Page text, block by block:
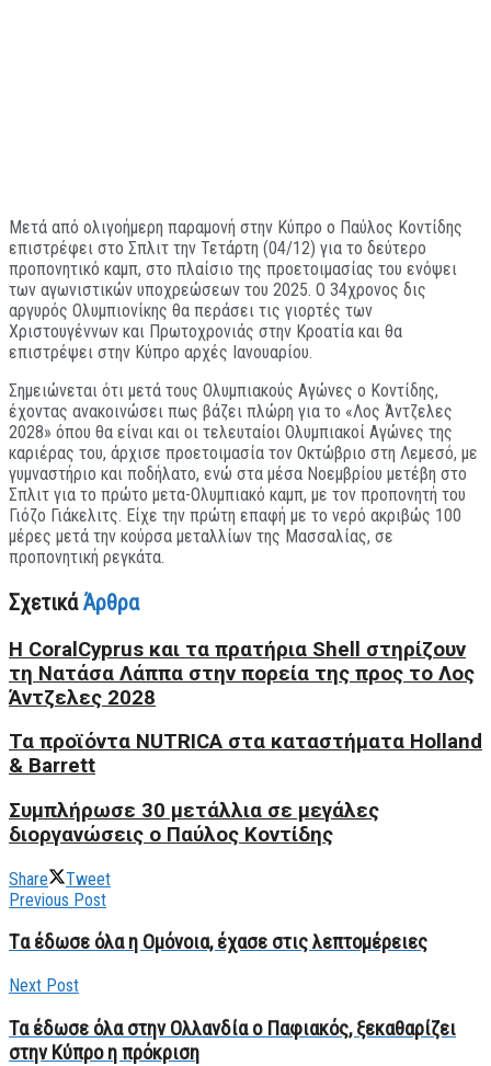
Μετά από ολιγοήμερη παραμονή στην Κύπρο ο Παύλος Κοντίδης
επιστρέφει στο Σπλιτ την Τετάρτη (04/12) για το δεύτερο
προπονητικό καμπ, στο πλαίσιο της προετοιμασίας του ενόψει
των αγωνιστικών υποχρεώσεων του 2025. Ο 34χρονος δις
αργυρός Ολυμπιονίκης θα περάσει τις γιορτές των
Χριστουγέννων και Πρωτοχρονιάς στην Κροατία και θα
επιστρέψει στην Κύπρο αρχές Ιανουαρίου.
Σημειώνεται ότι μετά τους Ολυμπιακούς Αγώνες ο Κοντίδης,
έχοντας ανακοινώσει πως βάζει πλώρη για το «Λος Άντζελες
2028» όπου θα είναι και οι τελευταίοι Ολυμπιακοί Αγώνες της
καριέρας του, άρχισε προετοιμασία τον Οκτώβριο στη Λεμεσό, με
γυμναστήριο και ποδήλατο, ενώ στα μέσα Νοεμβρίου μετέβη στο
Σπλιτ για το πρώτο μετα-Ολυμπιακό καμπ, με τον προπονητή του
Γιόζο Γιάκελιτς. Είχε την πρώτη επαφή με το νερό ακριβώς 100
μέρες μετά την κούρσα μεταλλίων της Μασσαλίας, σε
προπονητική ρεγκάτα.
ΣχετικάΆρθρα
Η CoralCyprus και τα πρατήρια Shell στηρίζουν
τη Νατάσα Λάππα στην πορεία της προς το Λος
Άντζελες 2028
Τα προϊόντα NUTRICA στα καταστήματα Holland
& Barrett
Συμπλήρωσε 30 μετάλλια σε μεγάλες
διοργανώσεις ο Παύλος Κοντίδης
Share
Tweet
Previous Post
Tα έδωσε όλα η Ομόνοια, έχασε στις λεπτομέρειες
Next Post
Τα έδωσε όλα στην Ολλανδία ο Παφιακός, ξεκαθαρίζει
στην Κύπρο η πρόκριση